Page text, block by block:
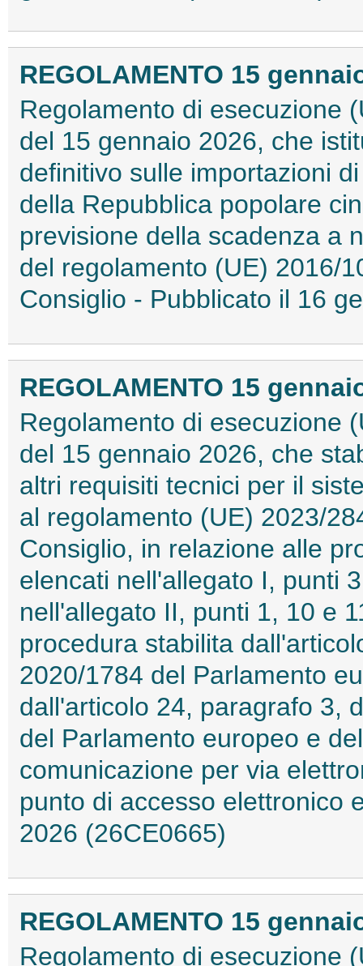
REGOLAMENTO 15
Regolamento di esecuzione
del 15 gennaio 2026, che
definitivo sulle importazioni
della Repubblica popolare
previsione della scadenza a
del regolamento (UE) 2016/
Consiglio - Pubblicato il 16
REGOLAMENTO 15
Regolamento di esecuzione
del 15 gennaio 2026, che
altri requisiti tecnici per il
al regolamento (UE) 2023/
Consiglio, in relazione alle
elencati nell'allegato I, punti
nell'allegato II, punti 1, 10 e
procedura stabilita
2020/1784 del Parlamento
dall'articolo 24, paragrafo 3,
del Parlamento europeo e
comunicazione per via
punto di accesso elettronico
2026 (26CE0665)
REGOLAMENTO 15
Regolamento di esecuzione